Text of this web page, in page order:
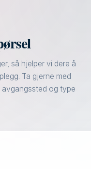
så hjelper vi dere å
Ta gjerne med
og type